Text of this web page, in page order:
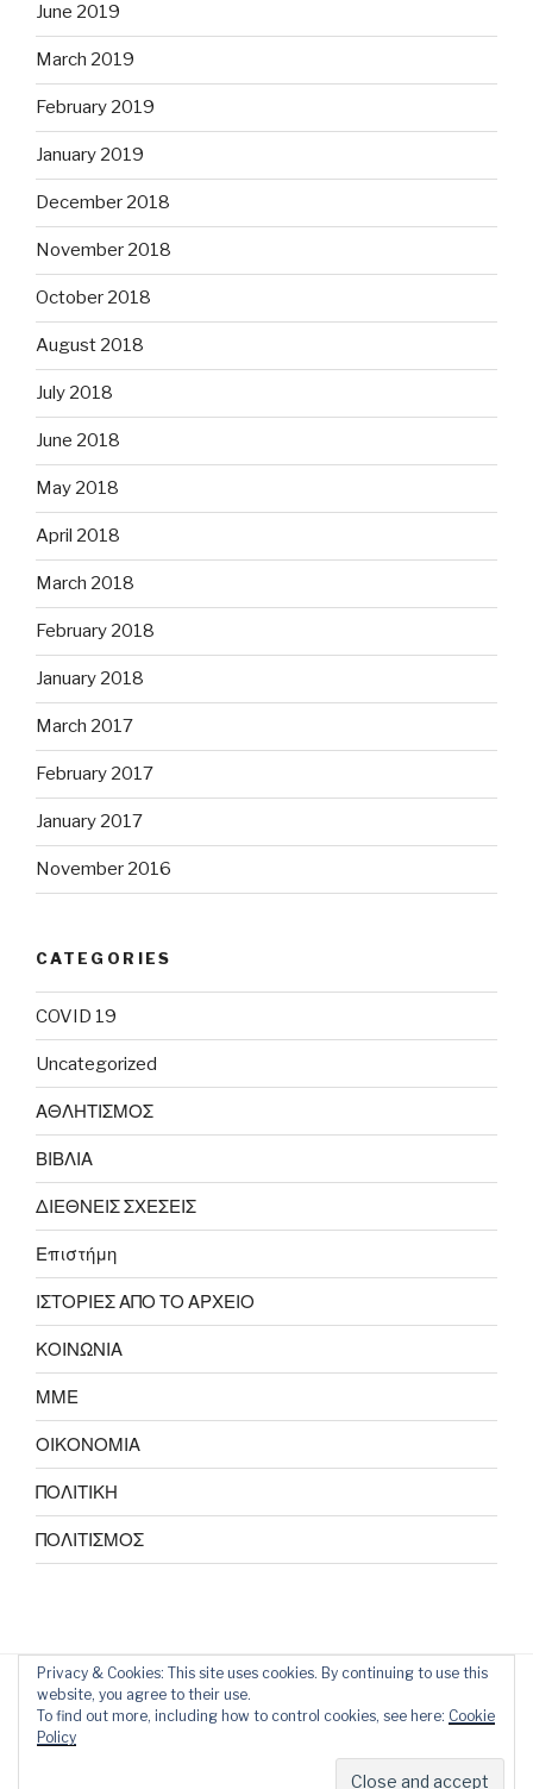
June 2019
March 2019
February 2019
January 2019
December 2018
November 2018
October 2018
August 2018
July 2018
June 2018
May 2018
April 2018
March 2018
February 2018
January 2018
March 2017
February 2017
January 2017
November 2016
CATEGORIES
COVID 19
Uncategorized
ΑΘΛΗΤΙΣΜΟΣ
ΒΙΒΛΙΑ
ΔΙΕΘΝΕΙΣ ΣΧΕΣΕΙΣ
Επιστήμη
ΙΣΤΟΡΙΕΣ ΑΠΟ ΤΟ ΑΡΧΕΙΟ
ΚΟΙΝΩΝΙΑ
ΜΜΕ
ΟΙΚΟΝΟΜΙΑ
ΠΟΛΙΤΙΚΗ
ΠΟΛΙΤΙΣΜΟΣ
Privacy & Cookies: This site uses cookies. By continuing to use this
website, you agree to their use.
To find out more, including how to control cookies, see here: Cookie
Policy